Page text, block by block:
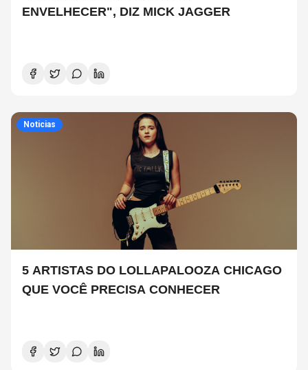
ENVELHECER", DIZ MICK JAGGER
Noticias
5 ARTISTAS DO LOLLAPALOOZA CHICAGO
QUE VOCÊ PRECISA CONHECER